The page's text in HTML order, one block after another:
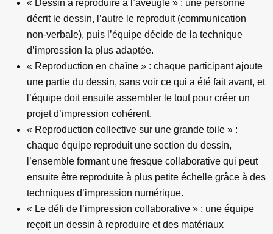
« Dessin à reproduire à l’aveugle » : une personne
décrit le dessin, l’autre le reproduit (communication
non-verbale), puis l’équipe décide de la technique
d’impression la plus adaptée.
« Reproduction en chaîne » : chaque participant ajoute
une partie du dessin, sans voir ce qui a été fait avant, et
l’équipe doit ensuite assembler le tout pour créer un
projet d’impression cohérent.
« Reproduction collective sur une grande toile » :
chaque équipe reproduit une section du dessin,
l’ensemble formant une fresque collaborative qui peut
ensuite être reproduite à plus petite échelle grâce à des
techniques d’impression numérique.
« Le défi de l’impression collaborative » : une équipe
reçoit un dessin à reproduire et des matériaux